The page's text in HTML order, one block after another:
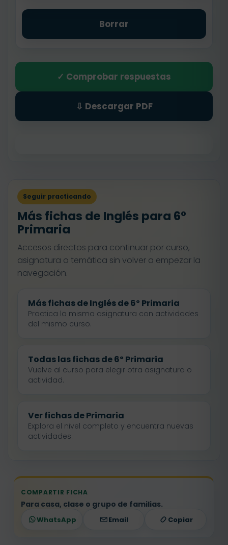
Borrar
✓ Comprobar respuestas
⇩ Descargar PDF
Seguir practicando
Más fichas de Inglés para 6º
Primaria
Accesos directos para continuar por curso,
asignatura o temática sin volver a empezar la
navegación.
Más fichas de Inglés de 6º Primaria
Practica la misma asignatura con actividades
del mismo curso.
Todas las fichas de 6º Primaria
Vuelve al curso para elegir otra asignatura o
actividad.
Ver fichas de Primaria
Explora el nivel completo y encuentra nuevas
actividades.
COMPARTIR FICHA
Para casa, clase o grupo de familias.
WhatsApp Email Copiar